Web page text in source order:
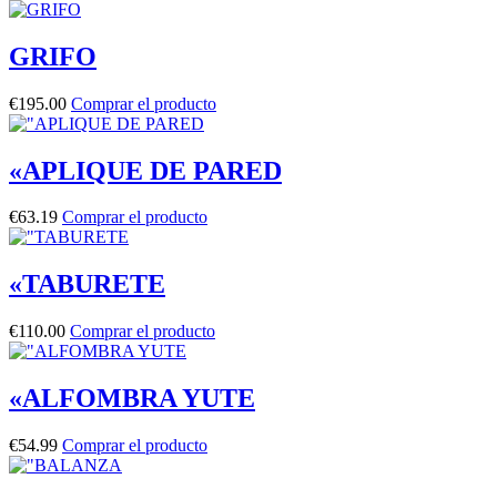
GRIFO
€195.00 Comprar el producto
«APLIQUE DE PARED
€63.19 Comprar el producto
«TABURETE
€110.00 Comprar el producto
«ALFOMBRA YUTE
€54.99 Comprar el producto